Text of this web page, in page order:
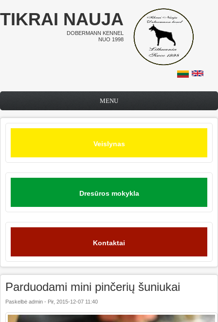
Pereiti į pagrindinį turinį
TIKRAI NAUJA
DOBERMANN KENNEL
NUO 1998
MENU
Veislynas
Dresūros mokykla
Kontaktai
Parduodami mini pinčerių šuniukai
Paskelbė admin - Pir, 2015-12-07 11:40